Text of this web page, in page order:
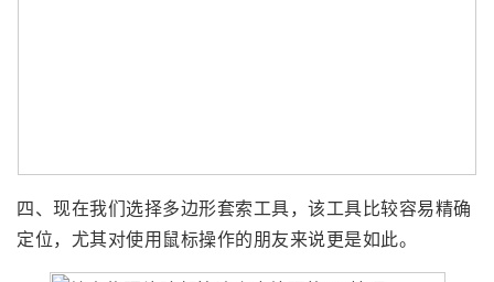
四、现在我们选择多边形套索工具，该工具比较容易精确
定位，尤其对使用鼠标操作的朋友来说更是如此。